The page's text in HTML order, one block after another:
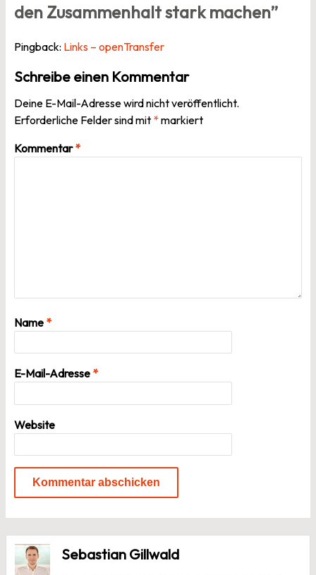
den Zusammenhalt stark machen”
Pingback: Links – openTransfer
Schreibe einen Kommentar
Deine E-Mail-Adresse wird nicht veröffentlicht.
Erforderliche Felder sind mit *markiert
Kommentar*
Name *
E-Mail-Adresse *
Website
Sebastian Gillwald